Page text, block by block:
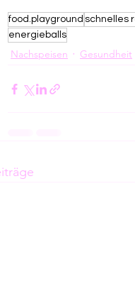
food.playground schnelles
energieballs
Nachspeisen Gesundheit